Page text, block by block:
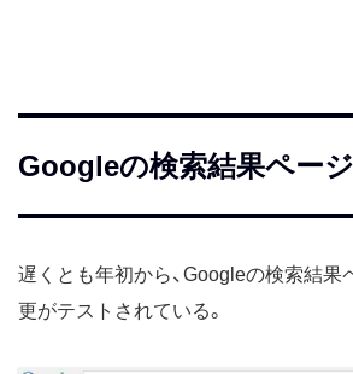
Googleの検索結果ペー
遅くとも年初から、Googleの検索結果
更がテストされている。